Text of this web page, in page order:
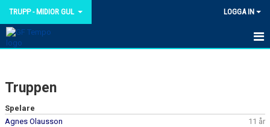
TRUPP - MIDIOR GUL LOGGA IN
NYHETER
KALENDER
Truppen
Spelare
Agnes Olausson
11 år